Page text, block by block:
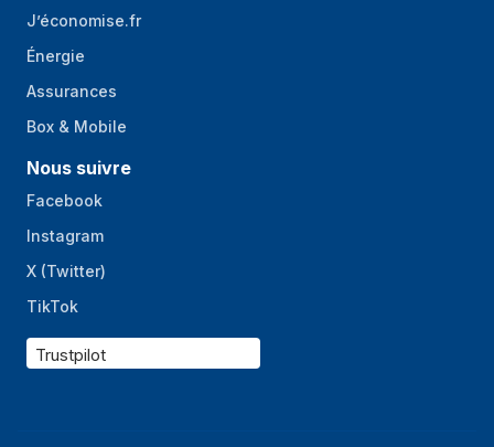
J’économise.fr
Énergie
Assurances
Box & Mobile
Nous suivre
Facebook
Instagram
X (Twitter)
TikTok
Trustpilot